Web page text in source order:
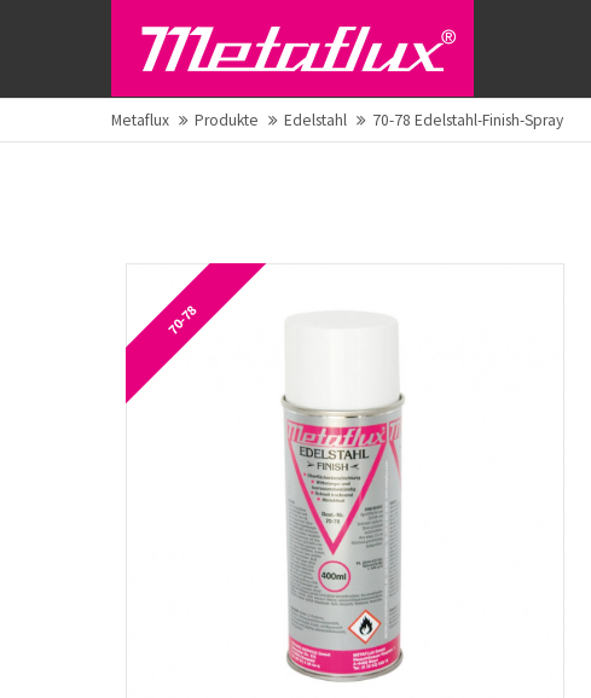
Metaflux Produkte Edelstahl 70-78 Edelstahl-Finish-Spray
70-78